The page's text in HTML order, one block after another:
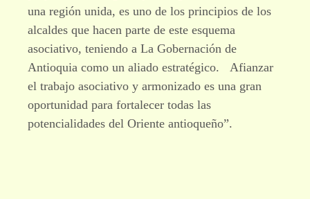
una región unida, es uno de los principios de los
alcaldes que hacen parte de este esquema
asociativo, teniendo a La Gobernación de
Antioquia como un aliado estratégico. Afianzar
el trabajo asociativo y armonizado es una gran
oportunidad para fortalecer todas las
potencialidades del Oriente antioqueño”.